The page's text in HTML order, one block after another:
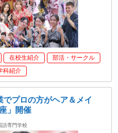
在校生紹介
部活・サークル
科紹介
でプロの方がヘア＆メイ
」開催
語専門学校